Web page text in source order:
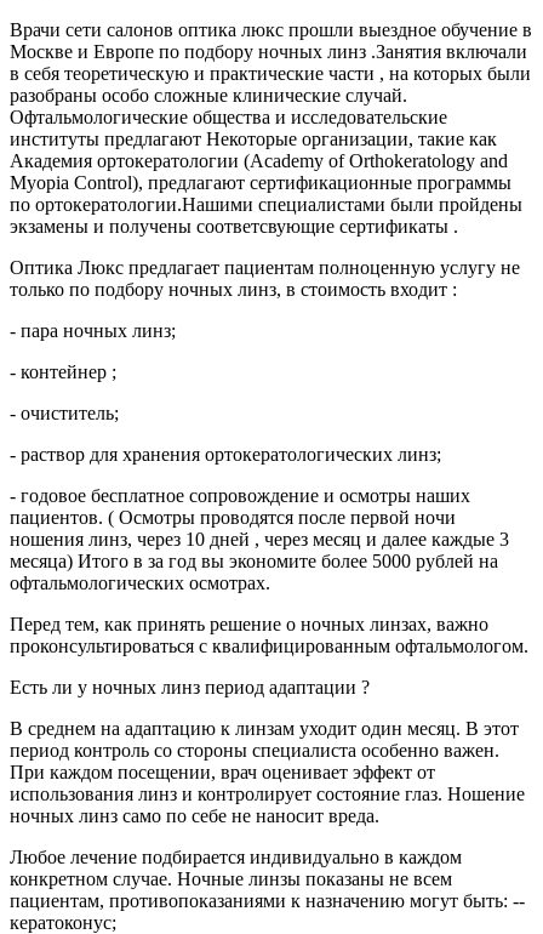
Врачи сети салонов оптика люкс прошли выездное обучение в
Москве и Европе по подбору ночных линз .Занятия включали
в себя теоретическую и практические части , на которых были
разобраны особо сложные клинические случай.
Офтальмологические общества и исследовательские
институты предлагают Некоторые организации, такие как
Академия ортокератологии (Academy of Orthokeratology and
Myopia Control), предлагают сертификационные программы
по ортокератологии.Нашими специалистами были пройдены
экзамены и получены соответсвующие сертификаты .
Оптика Люкс предлагает пациентам полноценную услугу не
только по подбору ночных линз, в стоимость входит :
- пара ночных линз;
- контейнер ;
- очиститель;
- раствор для хранения ортокератологических линз;
- годовое бесплатное сопровождение и осмотры наших
пациентов. ( Осмотры проводятся после первой ночи
ношения линз, через 10 дней , через месяц и далее каждые 3
месяца) Итого в за год вы экономите более 5000 рублей на
офтальмологических осмотрах.
Перед тем, как принять решение о ночных линзах, важно
проконсультироваться с квалифицированным офтальмологом.
Есть ли у ночных линз период адаптации ?
В среднем на адаптацию к линзам уходит один месяц. В этот
период контроль со стороны специалиста особенно важен.
При каждом посещении, врач оценивает эффект от
использования линз и контролирует состояние глаз. Ношение
ночных линз само по себе не наносит вреда.
Любое лечение подбирается индивидуально в каждом
конкретном случае. Ночные линзы показаны не всем
пациентам, противопоказаниями к назначению могут быть: --
кератоконус;